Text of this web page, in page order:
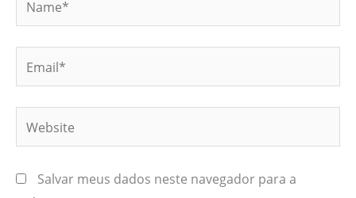
Website
Salvar meus dados neste navegador para a